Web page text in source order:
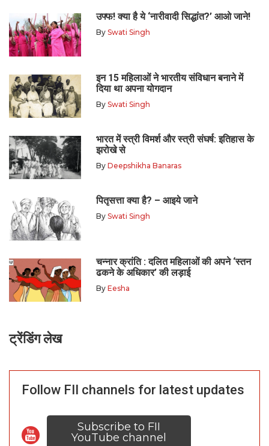
उफ्फ! क्या है ये ‘नारीवादी सिद्धांत?’ आओ जाने!
By Swati Singh
इन 15 महिलाओं ने भारतीय संविधान बनाने में
दिया था अपना योगदान
By Swati Singh
भारत में स्त्री विमर्श और स्त्री संघर्ष: इतिहास के
झरोखे से
By Deepshikha Banaras
पितृसत्ता क्या है? – आइये जाने
By Swati Singh
चन्नार क्रांति : दलित महिलाओं की अपने ‘स्तन
ढकने के अधिकार’ की लड़ाई
By Eesha
ट्रेंडिंग लेख
Follow FII channels for latest updates
Subscribe to FII
YouTube channel